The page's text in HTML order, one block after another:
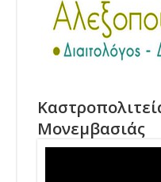
Μονεμβασιάς